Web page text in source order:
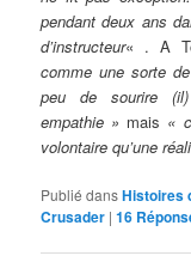
pendant deux ans
d’instructeur« . A
comme une sorte
peu de sourire (il)
empathie » mais «
volontaire qu’une
Publié dansHistoires
Crusader |16